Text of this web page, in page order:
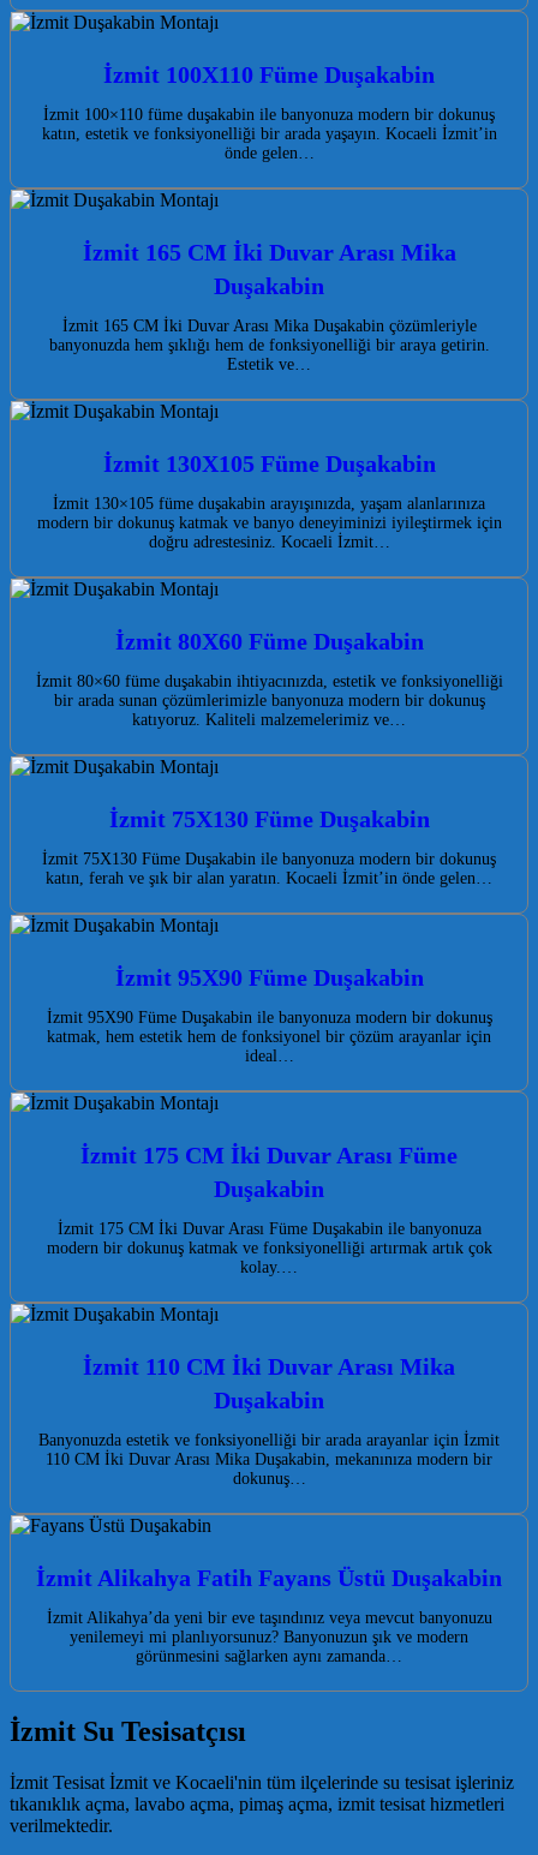
İzmit 100X110 Füme Duşakabin
İzmit 100×110 füme duşakabin ile banyonuza modern bir dokunuş
katın, estetik ve fonksiyonelliği bir arada yaşayın. Kocaeli İzmit’in
önde gelen…
İzmit 165 CM İki Duvar Arası Mika
Duşakabin
İzmit 165 CM İki Duvar Arası Mika Duşakabin çözümleriyle
banyonuzda hem şıklığı hem de fonksiyonelliği bir araya getirin.
Estetik ve…
İzmit 130X105 Füme Duşakabin
İzmit 130×105 füme duşakabin arayışınızda, yaşam alanlarınıza
modern bir dokunuş katmak ve banyo deneyiminizi iyileştirmek için
doğru adrestesiniz. Kocaeli İzmit…
İzmit 80X60 Füme Duşakabin
İzmit 80×60 füme duşakabin ihtiyacınızda, estetik ve fonksiyonelliği
bir arada sunan çözümlerimizle banyonuza modern bir dokunuş
katıyoruz. Kaliteli malzemelerimiz ve…
İzmit 75X130 Füme Duşakabin
İzmit 75X130 Füme Duşakabin ile banyonuza modern bir dokunuş
katın, ferah ve şık bir alan yaratın. Kocaeli İzmit’in önde gelen…
İzmit 95X90 Füme Duşakabin
İzmit 95X90 Füme Duşakabin ile banyonuza modern bir dokunuş
katmak, hem estetik hem de fonksiyonel bir çözüm arayanlar için
ideal…
İzmit 175 CM İki Duvar Arası Füme
Duşakabin
İzmit 175 CM İki Duvar Arası Füme Duşakabin ile banyonuza
modern bir dokunuş katmak ve fonksiyonelliği artırmak artık çok
kolay.…
İzmit 110 CM İki Duvar Arası Mika
Duşakabin
Banyonuzda estetik ve fonksiyonelliği bir arada arayanlar için İzmit
110 CM İki Duvar Arası Mika Duşakabin, mekanınıza modern bir
dokunuş…
İzmit Alikahya Fatih Fayans Üstü Duşakabin
İzmit Alikahya’da yeni bir eve taşındınız veya mevcut banyonuzu
yenilemeyi mi planlıyorsunuz? Banyonuzun şık ve modern
görünmesini sağlarken aynı zamanda…
İzmit Su Tesisatçısı
İzmit Tesisat İzmit ve Kocaeli'nin tüm ilçelerinde su tesisat işleriniz
tıkanıklık açma, lavabo açma, pimaş açma, izmit tesisat hizmetleri
verilmektedir.